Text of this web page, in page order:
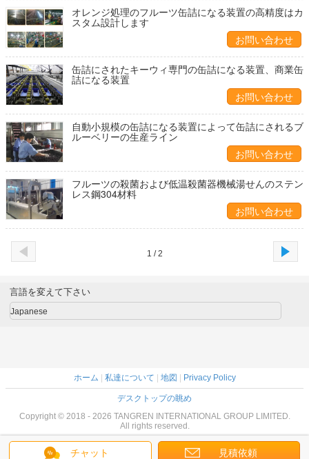
オレンジ処理のフルーツ缶詰になる装置の高精度はカ
スタム設計します
お問い合わせ
缶詰にされたキーウィ専門の缶詰になる装置、商業缶
詰になる装置
お問い合わせ
自動小規模の缶詰になる装置によって缶詰にされるブ
ルーベリーの生産ライン
お問い合わせ
フルーツの殺菌および低温殺菌器機械湯せんのステン
レス鋼304材料
お問い合わせ
1 / 2
チャット 見積依頼
言語を変えて下さい
Japanese
ホーム 私達について 地図 Privacy Policy
デスクトップの眺め
Copyright © 2018 - 2026 TANGREN INTERNATIONAL GROUP LIMITED.
All rights reserved.